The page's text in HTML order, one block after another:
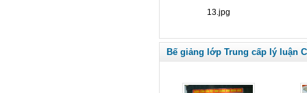
13.jpg
Bế giảng lớp Trung cấp lý luận